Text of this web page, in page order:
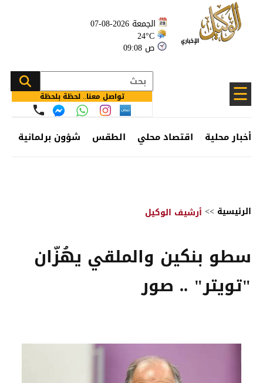
الجمعة 2026-08-07
24°C
09:08 ص
☰ تواصل معنا.. لحظة بلحظة
أخبار محلية اقتصاد محلي الطقس شؤون برلمانية
الرئيسية >> أرشيف الوكيل
سطو بنكين والملقي يهُزّان
"تويتر" .. صور